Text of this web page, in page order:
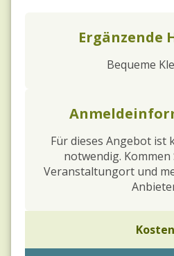
Ergänzende
Bequeme
Für dieses Angebot ist
notwendig. Kommen
Veranstaltungort und
Kosten